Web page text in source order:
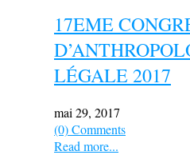
17EME
LÉGALE 2017
mai 29, 2017
(0) Comments
Read more...